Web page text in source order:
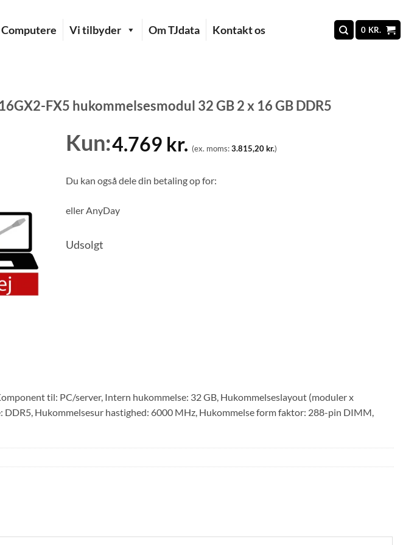
Computere Vi tilbyder Om TJdata Kontakt os 0 KR.
FX5 hukommelsesmodul 32 GB 2 x 16 GB DDR5
Kun:4.769 kr. (ex. moms:3.815,20kr.)
Du kan også dele din betaling op for:
ellerAnyDay
Udsolgt
til: PC/server, Intern hukommelse: 32 GB, Hukommelseslayout (moduler x
DDR5, Hukommelsesur hastighed: 6000 MHz, Hukommelse form faktor: 288-pin DIMM,